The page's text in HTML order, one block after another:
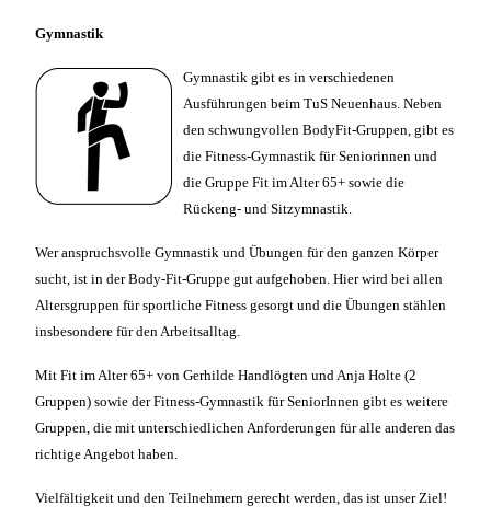
Gymnastik
Gymnastik gibt es in verschiedenen
Ausführungen beim TuS Neuenhaus. Neben
den schwungvollen BodyFit-Gruppen, gibt es
die Fitness-Gymnastik für Seniorinnen und
die Gruppe Fit im Alter 65+ sowie die
Rückeng- und Sitzymnastik.
Wer anspruchsvolle Gymnastik und Übungen für den ganzen Körper
sucht, ist in der Body-Fit-Gruppe gut aufgehoben. Hier wird bei allen
Altersgruppen für sportliche Fitness gesorgt und die Übungen stählen
insbesondere für den Arbeitsalltag.
Mit Fit im Alter 65+ von Gerhilde Handlögten und Anja Holte (2
Gruppen) sowie der Fitness-Gymnastik für SeniorInnen gibt es weitere
Gruppen, die mit unterschiedlichen Anforderungen für alle anderen das
richtige Angebot haben.
Vielfältigkeit und den Teilnehmern gerecht werden, das ist unser Ziel!